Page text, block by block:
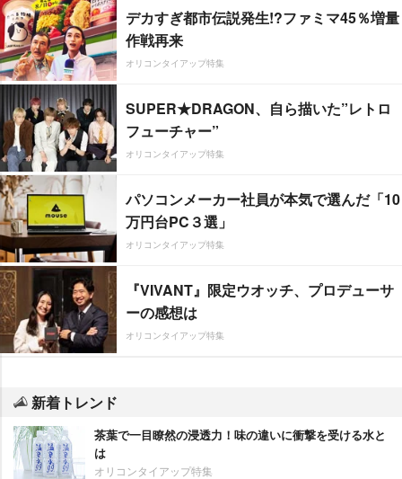
デカすぎ都市伝説発生!?ファミマ45％増量
作戦再来
オリコンタイアップ特集
SUPER★DRAGON、自ら描いた”レトロ
フューチャー”
オリコンタイアップ特集
パソコンメーカー社員が本気で選んだ「10
万円台PC３選」
オリコンタイアップ特集
『VIVANT』限定ウオッチ、プロデューサ
ーの感想は
オリコンタイアップ特集
新着トレンド
茶葉で一目瞭然の浸透力！味の違いに衝撃を受ける水と
は
オリコンタイアップ特集